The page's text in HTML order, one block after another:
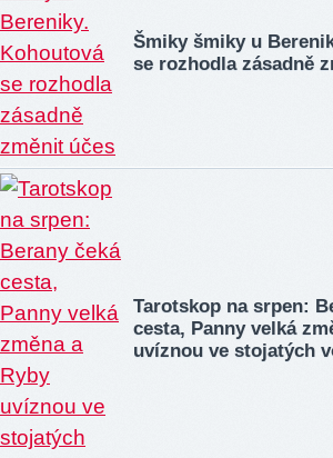
Šmiky šmiky u
se rozhodla zásadně
Tarotskop na srpen:
cesta, Panny velká
uvíznou ve stojatých